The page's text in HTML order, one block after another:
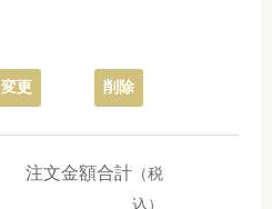
変更 削除
注文金額合計 （税
込）